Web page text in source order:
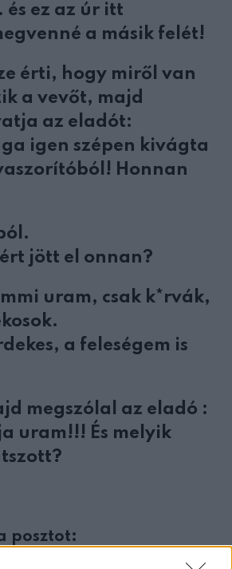
ez az úr itt
a másik felét!
érti, hogy miről van
a vevőt, majd
az eladót:
igen szépen kivágta
Honnan
jött el onnan?
uram, csak k*rvák,
a feleségem is
megszólal az eladó :
uram!!! És melyik
posztot: